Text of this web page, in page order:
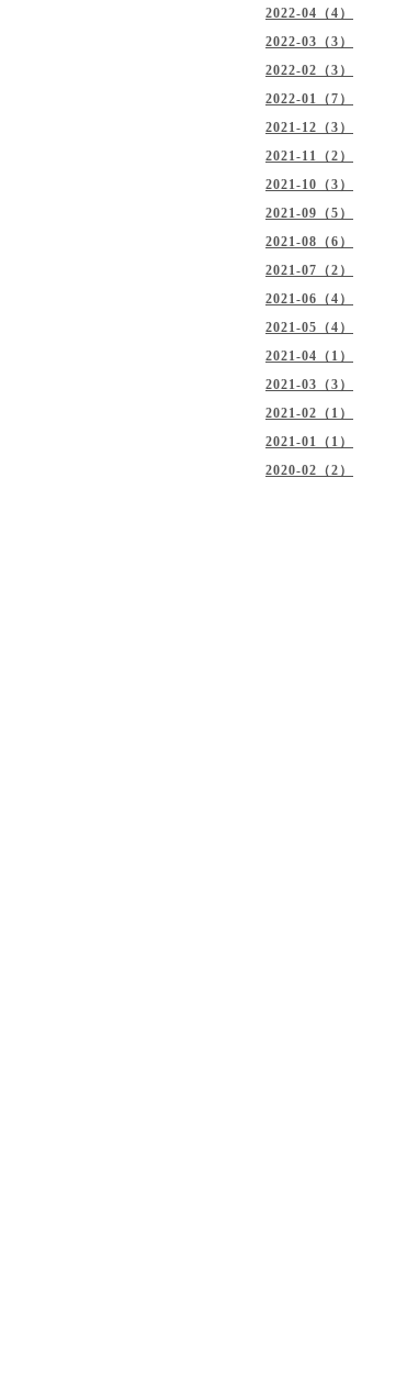
2022-04（4）
2022-03（3）
2022-02（3）
2022-01（7）
2021-12（3）
2021-11（2）
2021-10（3）
2021-09（5）
2021-08（6）
2021-07（2）
2021-06（4）
2021-05（4）
2021-04（1）
2021-03（3）
2021-02（1）
2021-01（1）
2020-02（2）